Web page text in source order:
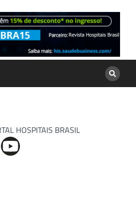
HOSPITAIS BRASIL